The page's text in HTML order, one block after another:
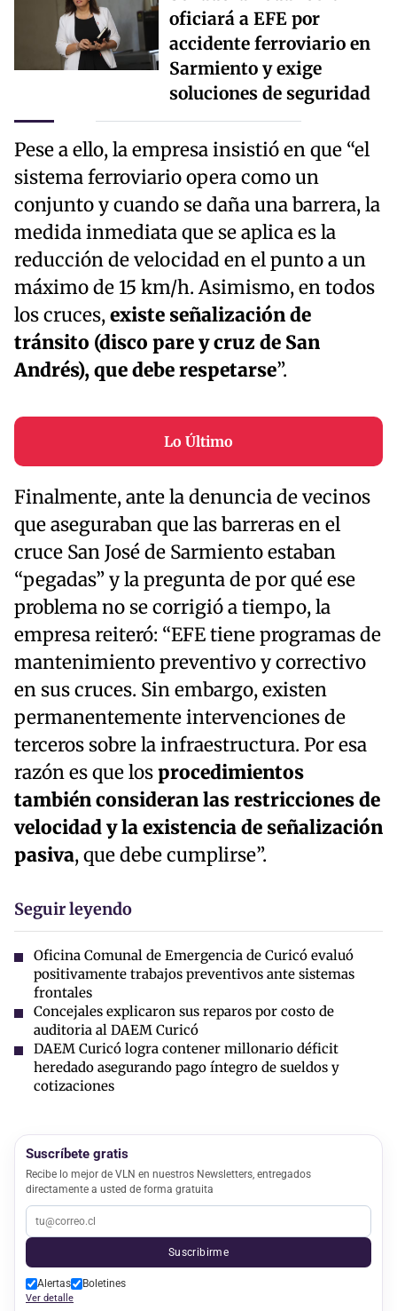
oficiará a EFE por
accidente ferroviario en
Sarmiento y exige
soluciones de seguridad
Pese a ello, la empresa insistió en que “el
sistema ferroviario opera como un
conjunto y cuando se daña una barrera, la
medida inmediata que se aplica es la
reducción de velocidad en el punto a un
máximo de 15 km/h. Asimismo, en todos
los cruces,existe señalización de
tránsito (disco pare y cruz de San
Andrés), que debe respetarse”.
Lo Último
Finalmente, ante la denuncia de vecinos
que aseguraban que las barreras en el
cruce San José de Sarmiento estaban
“pegadas” y la pregunta de por qué ese
problema no se corrigió a tiempo, la
empresa reiteró: “EFE tiene programas de
mantenimiento preventivo y correctivo
en sus cruces. Sin embargo, existen
permanentemente intervenciones de
terceros sobre la infraestructura. Por esa
razón es que losprocedimientos
también consideran las restricciones de
velocidad y la existencia de señalización
pasiva, que debe cumplirse”.
Seguir leyendo
Oficina Comunal de Emergencia de Curicó evaluó
positivamente trabajos preventivos ante sistemas
frontales
Concejales explicaron sus reparos por costo de
auditoria al DAEM Curicó
DAEM Curicó logra contener millonario déficit
heredado asegurando pago íntegro de sueldos y
cotizaciones
Suscríbete gratis
Recibe lo mejor de VLN en nuestros Newsletters, entregados
directamente a usted de forma gratuita
Suscribirme
Alertas Boletines
Ver detalle